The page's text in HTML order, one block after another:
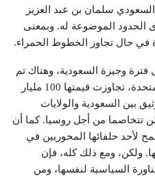
سلمان بن عبد العزيز
الحدود الموضوعة له. وبمعنى
حال تجاوز الخطوط الحمراء.
وجيزة السعودية، وهناك تم
توقيع عقود مربحة جدا للولايات المتحدة، تجاوزت قيمتها 100 مليار
بين السعودية والولايات
لن تتخاصما من أجل روسيا. كما أن
لأحد حلفائها المحوريين في
ولكن، ومع ذلك كله، فإن
السياسية لنفسها، ومن